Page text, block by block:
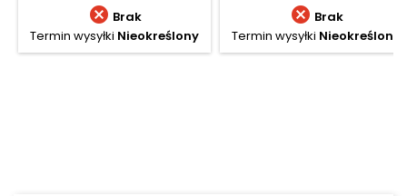
 Brak
Termin wysyłki Nieokreślony
 Brak
Termin wysyłki Nieokreślony